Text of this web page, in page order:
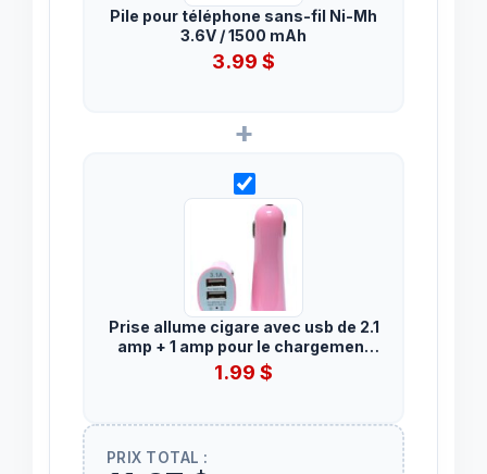
Pile pour téléphone sans-fil Ni-Mh
3.6V / 1500 mAh
3.99 $
+
Prise allume cigare avec usb de 2.1
amp + 1 amp pour le chargement
de téléphones et de tablettes.
Disponible en rose.
1.99 $
PRIX TOTAL :